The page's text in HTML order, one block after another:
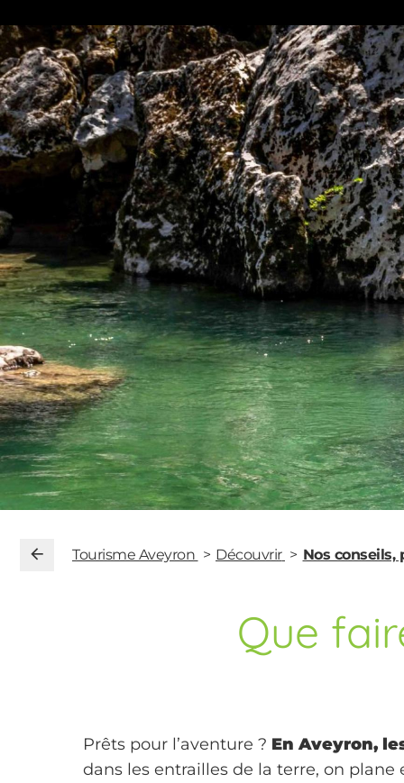
Tourisme Aveyron Découvrir Nos conseils,
Que
Prêts pour l’aventure ? En Aveyron,
dans les entrailles de la terre, on plane